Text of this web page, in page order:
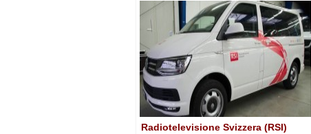
Radiotelevisione Svizzera (RSI)